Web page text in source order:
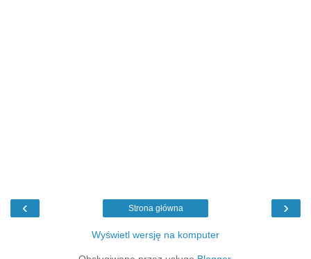
‹ ›
Strona główna
Wyświetl wersję na komputer